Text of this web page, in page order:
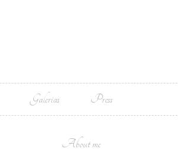
Galerias Press
About me